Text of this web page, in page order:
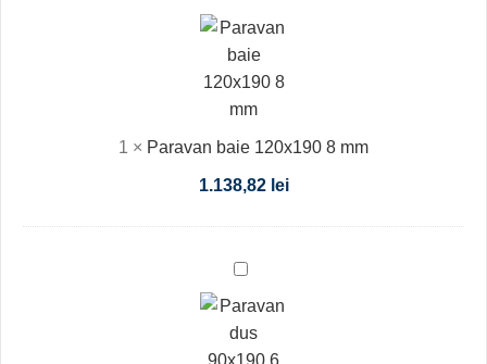
120x190
1 × Paravan baie 120x190 8 mm
1.138,82 lei
Paravan
90x190
6